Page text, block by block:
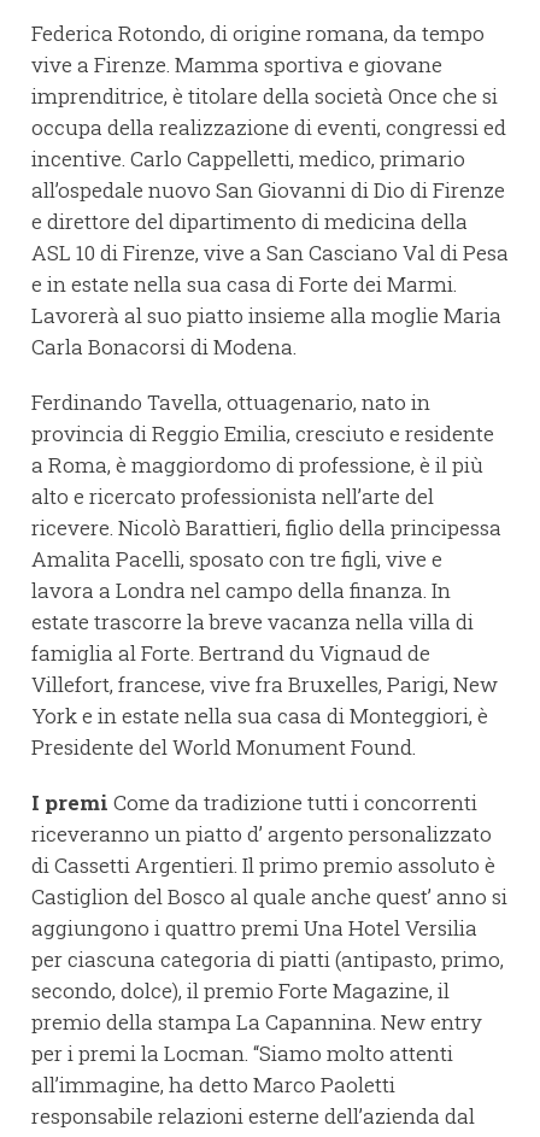
Federica Rotondo, di origine romana, da tempo
vive a Firenze. Mamma sportiva e giovane
imprenditrice, è titolare della società Once che si
occupa della realizzazione di eventi, congressi ed
incentive. Carlo Cappelletti, medico, primario
all’ospedale nuovo San Giovanni di Dio di Firenze
e direttore del dipartimento di medicina della
ASL 10 di Firenze, vive a San Casciano Val di Pesa
e in estate nella sua casa di Forte dei Marmi.
Lavorerà al suo piatto insieme alla moglie Maria
Carla Bonacorsi di Modena.
Ferdinando Tavella, ottuagenario, nato in
provincia di Reggio Emilia, cresciuto e residente
a Roma, è maggiordomo di professione, è il più
alto e ricercato professionista nell’arte del
ricevere. Nicolò Barattieri, figlio della principessa
Amalita Pacelli, sposato con tre figli, vive e
lavora a Londra nel campo della finanza. In
estate trascorre la breve vacanza nella villa di
famiglia al Forte. Bertrand du Vignaud de
Villefort, francese, vive fra Bruxelles, Parigi, New
York e in estate nella sua casa di Monteggiori, è
Presidente del World Monument Found.
I premi Come da tradizione tutti i concorrenti
riceveranno un piatto d’ argento personalizzato
di Cassetti Argentieri. Il primo premio assoluto è
Castiglion del Bosco al quale anche quest’ anno si
aggiungono i quattro premi Una Hotel Versilia
per ciascuna categoria di piatti (antipasto, primo,
secondo, dolce), il premio Forte Magazine, il
premio della stampa La Capannina. New entry
per i premi la Locman. “Siamo molto attenti
all’immagine, ha detto Marco Paoletti
responsabile relazioni esterne dell’azienda dal